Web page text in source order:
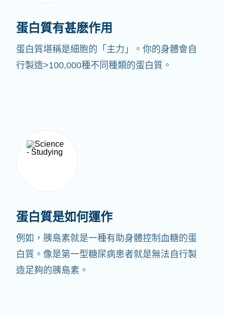
蛋白質有甚麽作用
蛋白質堪稱是細胞的「主力」。你的身體會自
行製造>100,000種不同種類的蛋白質。
蛋白質是如何運作
例如，胰島素就是一種有助身體控制血糖的蛋
白質。像是第一型糖尿病患者就是無法自行製
造足夠的胰島素。